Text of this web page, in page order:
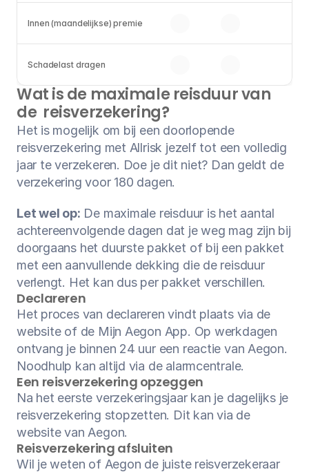
Innen (maandelijkse) premie
Schadelast dragen
Wat is de maximale reisduur van
de  reisverzekering?
Het is mogelijk om bij een doorlopende
reisverzekering met Allrisk jezelf tot een volledig
jaar te verzekeren. Doe je dit niet? Dan geldt de
verzekering voor 180 dagen.
Let wel op: De maximale reisduur is het aantal
achtereenvolgende dagen dat je weg mag zijn bij
doorgaans het duurste pakket of bij een pakket
met een aanvullende dekking die de reisduur
verlengt. Het kan dus per pakket verschillen.
Declareren
Het proces van declareren vindt plaats via de
website of de Mijn Aegon App. Op werkdagen
ontvang je binnen 24 uur een reactie van Aegon.
Noodhulp kan altijd via de alarmcentrale.
Een reisverzekering opzeggen
Na het eerste verzekeringsjaar kan je dagelijks je
reisverzekering stopzetten. Dit kan via de
website van Aegon.
Reisverzekering afsluiten
Wil je weten of Aegon de juiste reisverzekeraar